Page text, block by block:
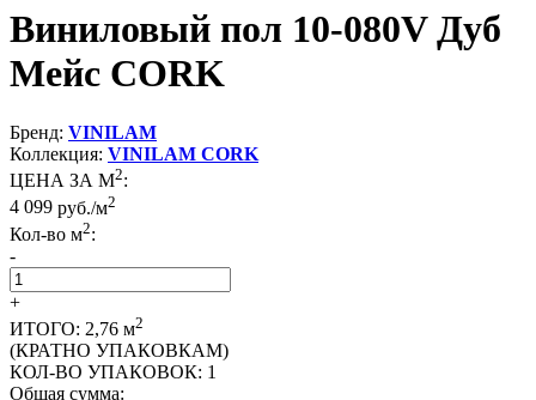
Виниловый пол 10-080V Дуб
Мейс CORK
Бренд: VINILAM
Коллекция: VINILAM CORK
ЦЕНА ЗА М2:
4 099 руб./м2
Кол-во м2:
-
+
ИТОГО: 2,76 м2
(КРАТНО УПАКОВКАМ)
КОЛ-ВО УПАКОВОК: 1
Общая сумма: